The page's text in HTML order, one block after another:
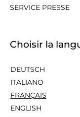
SERVICE PRESSE
Choisir la
DEUTSCH
ITALIANO
FRANÇAIS
ENGLISH